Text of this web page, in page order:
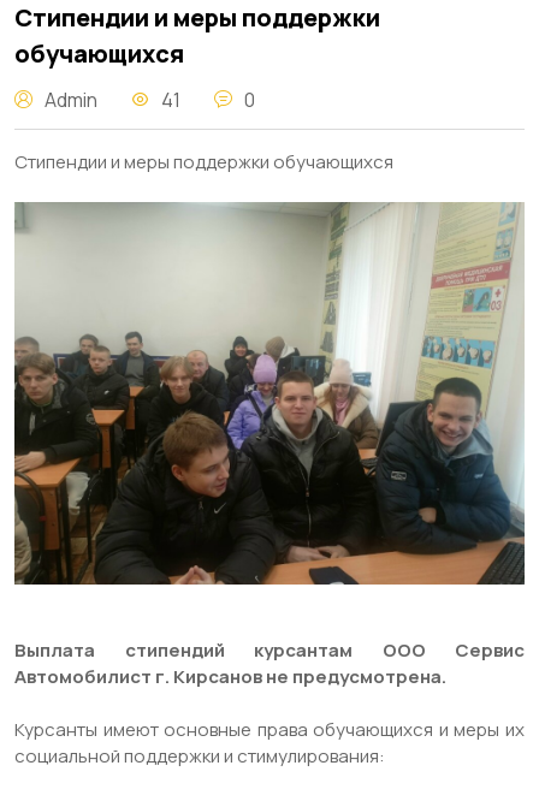
Стипендии и меры поддержки
обучающихся
Admin 41 0
Стипендии и меры поддержки обучающихся
Выплата стипендий курсантам ООО Сервис
Автомобилист г. Кирсанов не предусмотрена.
Курсанты имеют основные права обучающихся и меры их
социальной поддержки и стимулирования: